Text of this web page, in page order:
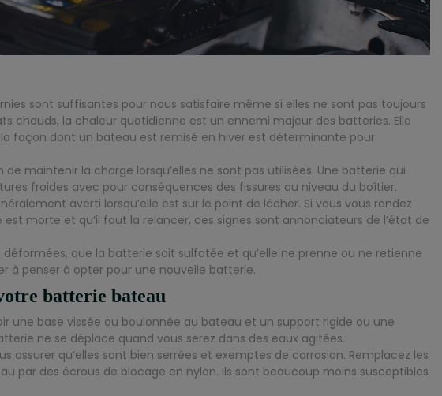
sont suffisantes pour nous satisfaire même si elles ne sont pas toujours
chauds, la chaleur quotidienne est un ennemi majeur des batteries. Elle
la façon dont un bateau est remisé en hiver est déterminante pour
maintenir la charge lorsqu’elles ne sont pas utilisées. Une batterie qui
froides avec pour conséquences des fissures au niveau du boîtier.
averti lorsqu’elle est sur le point de lâcher. Si vous vous rendez
morte et qu’il faut la relancer, ces signes sont annonciateurs de l’état de
que la batterie soit sulfatée et qu’elle ne prenne ou ne retienne
penser à opter pour une nouvelle batterie.
batterie bateau
une base vissée ou boulonnée au bateau et un support rigide ou une
ne se déplace quand vous serez dans des eaux agitées.
qu’elles sont bien serrées et exemptes de corrosion. Remplacez les
par des écrous de blocage en nylon. Ils sont beaucoup moins susceptibles